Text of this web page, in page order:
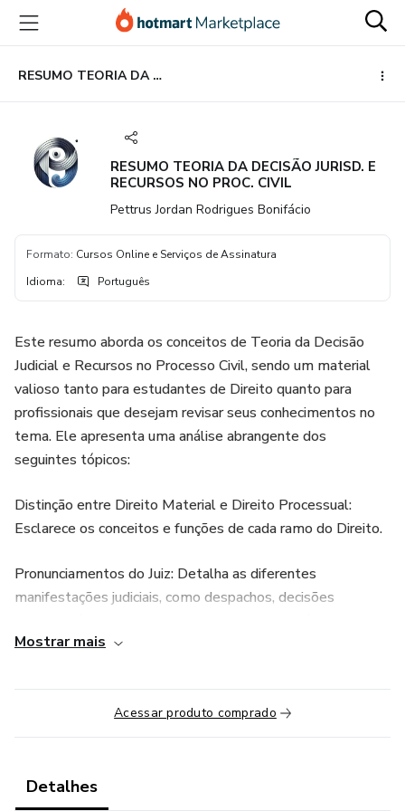
para
conteúdo
principal
para
pagamento
para
rodapé
RESUMO TEORIA DA DECISÃO JURISD. E RECURSOS NO PROC. CIVIL
RESUMO TEORIA DA DECISÃO JURISD. E
RECURSOS NO PROC. CIVIL
Pettrus Jordan Rodrigues Bonifácio
Formato: Cursos Online e Serviços de Assinatura
Idioma: Português
Este resumo aborda os conceitos de Teoria da Decisão
Judicial e Recursos no Processo Civil, sendo um material
valioso tanto para estudantes de Direito quanto para
profissionais que desejam revisar seus conhecimentos no
tema. Ele apresenta uma análise abrangente dos
seguintes tópicos:
Distinção entre Direito Material e Direito Processual:
Esclarece os conceitos e funções de cada ramo do Direito.
Pronunciamentos do Juiz: Detalha as diferentes
manifestações judiciais, como despachos, decisões
sentença (condenatória, declaratória, constitutiva, etc.) e
seus efeitos, incluindo o impacto no plano processual e
material.
Recursos: Oferece uma visão detalhada dos principais
recursos processuais, suas finalidades e princípios
Mostrar mais
Acessar produto comprado
Detalhes